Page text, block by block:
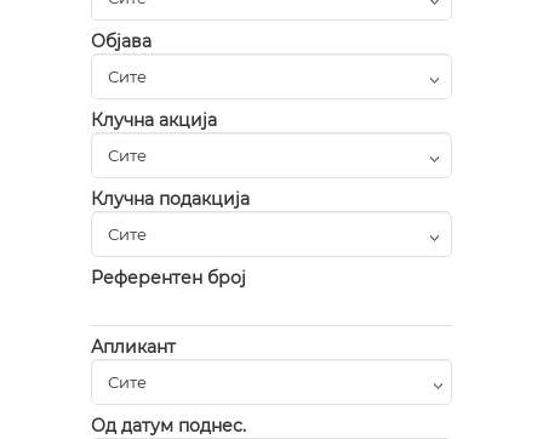
Објава
Клучна акција
Клучна подакција
Референтен број
Апликант
Од датум поднес.